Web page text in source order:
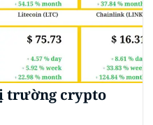
trường crypto